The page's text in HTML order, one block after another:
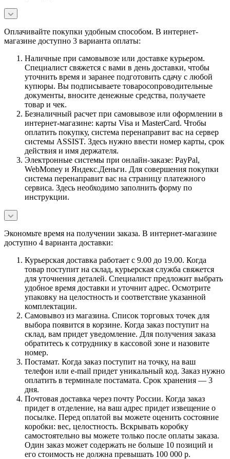
Оплачивайте покупки удобным способом. В интернет-
магазине доступно 3 варианта оплаты:
Наличные при самовывозе или доставке курьером.
Специалист свяжется с вами в день доставки, чтобы
уточнить время и заранее подготовить сдачу с любой
купюры. Вы подписываете товаросопроводительные
документы, вносите денежные средства, получаете
товар и чек.
Безналичный расчет при самовывозе или оформлении в
интернет-магазине: карты Visa и MasterCard. Чтобы
оплатить покупку, система перенаправит вас на сервер
системы ASSIST. Здесь нужно ввести номер карты, срок
действия и имя держателя.
Электронные системы при онлайн-заказе: PayPal,
WebMoney и Яндекс.Деньги. Для совершения покупки
система перенаправит вас на страницу платежного
сервиса. Здесь необходимо заполнить форму по
инструкции.
Экономьте время на получении заказа. В интернет-магазине
доступно 4 варианта доставки:
Курьерская доставка работает с 9.00 до 19.00. Когда
товар поступит на склад, курьерская служба свяжется
для уточнения деталей. Специалист предложит выбрать
удобное время доставки и уточнит адрес. Осмотрите
упаковку на целостность и соответствие указанной
комплектации.
Самовывоз из магазина. Список торговых точек для
выбора появится в корзине. Когда заказ поступит на
склад, вам придет уведомление. Для получения заказа
обратитесь к сотруднику в кассовой зоне и назовите
номер.
Постамат. Когда заказ поступит на точку, на ваш
телефон или e-mail придет уникальный код. Заказ нужно
оплатить в терминале постамата. Срок хранения — 3
дня.
Почтовая доставка через почту России. Когда заказ
придет в отделение, на ваш адрес придет извещение о
посылке. Перед оплатой вы можете оценить состояние
коробки: вес, целостность. Вскрывать коробку
самостоятельно вы можете только после оплаты заказа.
Один заказ может содержать не больше 10 позиций и
его стоимость не должна превышать 100 000 р.